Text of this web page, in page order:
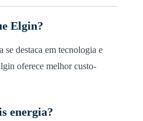
Elgin?
destaca em tecnologia e
oferece melhor custo-
energia?